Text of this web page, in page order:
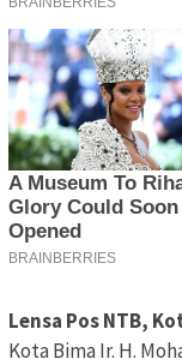
Lensa Pos NTB,
Kota Bima Ir. H.